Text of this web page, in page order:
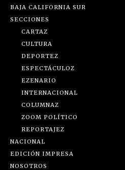
BAJA CALIFORNIA SUR
SECCIONES
CARTAZ
CULTURA
DEPORTEZ
ESPECTÁCULOZ
EZENARIO
INTERNACIONAL
COLUMNAZ
ZOOM POLÍTICO
REPORTAJEZ
NACIONAL
EDICIÓN IMPRESA
NOSOTROS